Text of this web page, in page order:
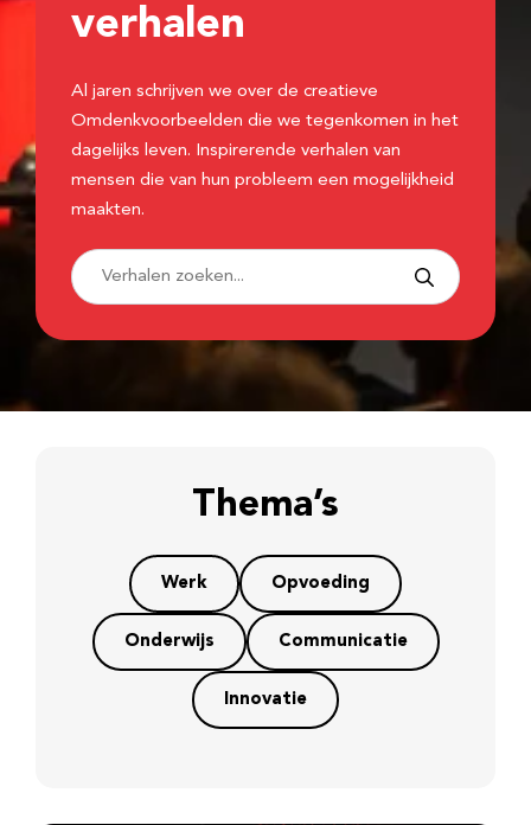
verhalen
Al jaren schrijven we over de creatieve
Omdenkvoorbeelden die we tegenkomen in het
dagelijks leven. Inspirerende verhalen van
mensen die van hun probleem een mogelijkheid
maakten.
Thema’s
Werk Opvoeding
Onderwijs Communicatie
Innovatie